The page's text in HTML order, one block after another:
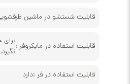
شستشو در ماشین ظرفشویی :دارد
استفاده در مایکروفر :
برای حفظ عمر ظرف
نگیرد, دارد
استفاده در فر :دارد